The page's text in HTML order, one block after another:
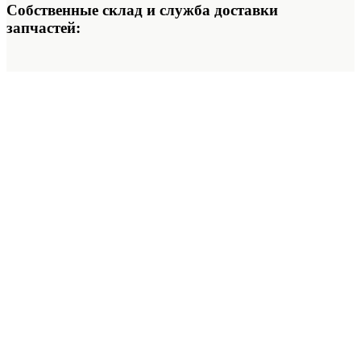
Собственные склад и служба доставки
запчастей: